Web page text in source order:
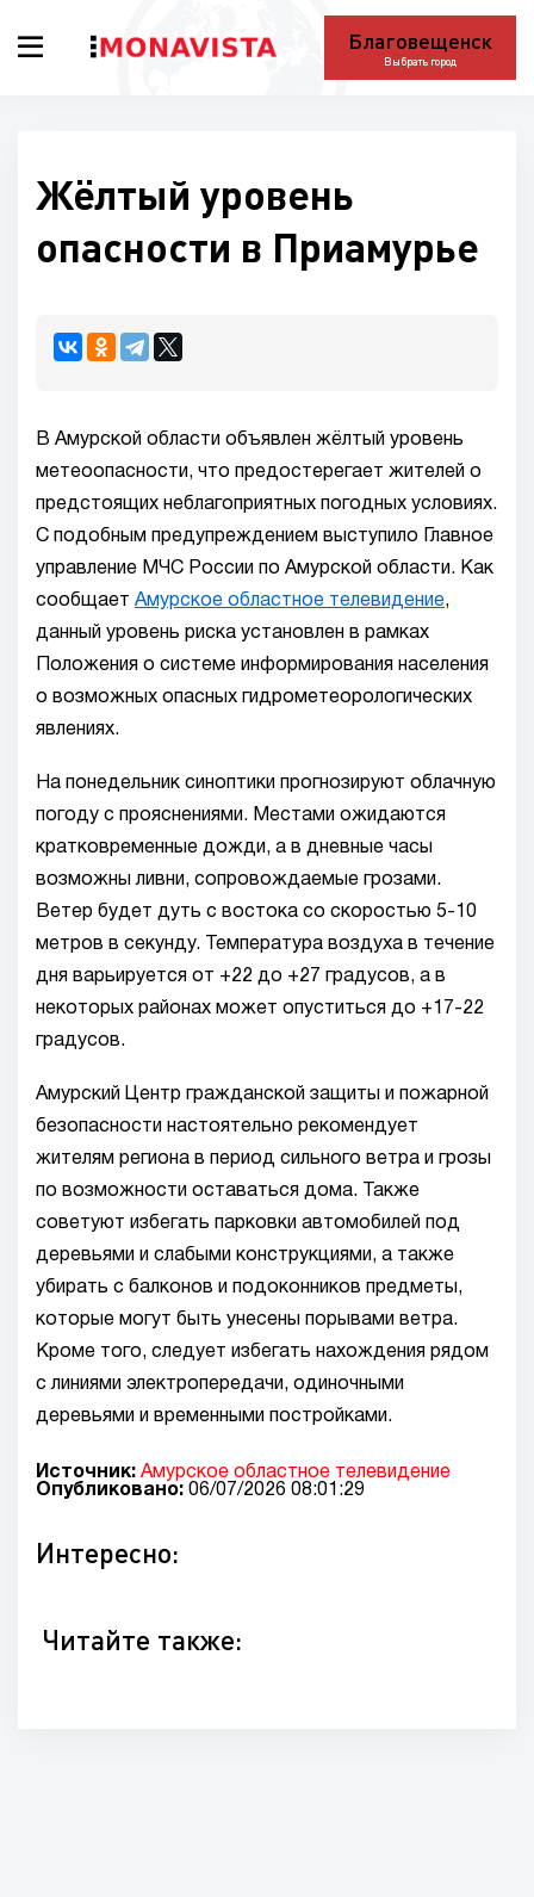
Благовещенск
Выбрать город
Жёлтый уровень
опасности в Приамурье
В Амурской области объявлен жёлтый уровень
метеоопасности, что предостерегает жителей о
предстоящих неблагоприятных погодных условиях.
С подобным предупреждением выступило Главное
управление МЧС России по Амурской области. Как
сообщает Амурское областное телевидение,
данный уровень риска установлен в рамках
Положения о системе информирования населения
о возможных опасных гидрометеорологических
явлениях.
На понедельник синоптики прогнозируют облачную
погоду с прояснениями. Местами ожидаются
кратковременные дожди, а в дневные часы
возможны ливни, сопровождаемые грозами.
Ветер будет дуть с востока со скоростью 5-10
метров в секунду. Температура воздуха в течение
дня варьируется от +22 до +27 градусов, а в
некоторых районах может опуститься до +17-22
градусов.
Амурский Центр гражданской защиты и пожарной
безопасности настоятельно рекомендует
жителям региона в период сильного ветра и грозы
по возможности оставаться дома. Также
советуют избегать парковки автомобилей под
деревьями и слабыми конструкциями, а также
убирать с балконов и подоконников предметы,
которые могут быть унесены порывами ветра.
Кроме того, следует избегать нахождения рядом
с линиями электропередачи, одиночными
деревьями и временными постройками.
Источник: Амурское областное телевидение
Опубликовано: 06/07/2026 08:01:29
Интересно:
Читайте также: